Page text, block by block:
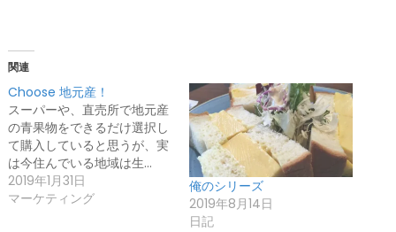
関連
Choose 地元産！
スーパーや、直売所で地元産
の青果物をできるだけ選択し
て購入していると思うが、実
は今住んでいる地域は生…
2019年1月31日
マーケティング
俺のシリーズ
2019年8月14日
日記